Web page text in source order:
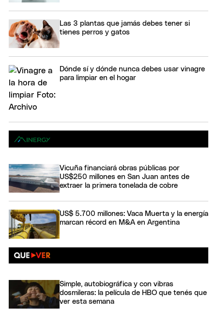
Las 3 plantas que jamás debes tener si
tienes perros y gatos
Dónde sí y dónde nunca debes usar vinagre
para limpiar en el hogar
Vicuña financiará obras públicas por
US$250 millones en San Juan antes de
extraer la primera tonelada de cobre
US$ 5.700 millones: Vaca Muerta y la energía
marcan récord en M&A en Argentina
Simple, autobiográfica y con vibras
dosmileras: la película de HBO que tenés que
ver esta semana